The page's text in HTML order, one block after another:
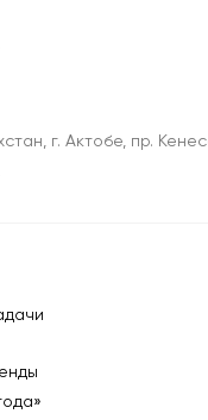
г. Актобе, пр.